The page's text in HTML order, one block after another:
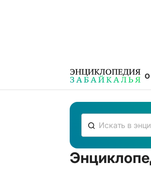
О
К сожалению,